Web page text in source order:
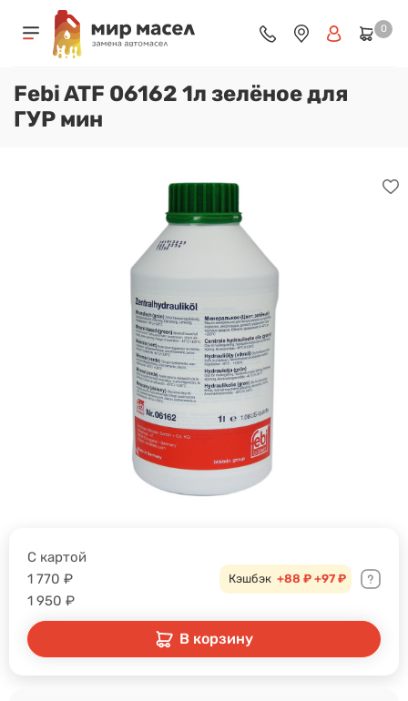
0
Febi ATF 06162 1л зелёное для
ГУР мин
С картой
1 770 ₽
1 950 ₽
Кэшбэк +88 ₽ +97 ₽
В корзину